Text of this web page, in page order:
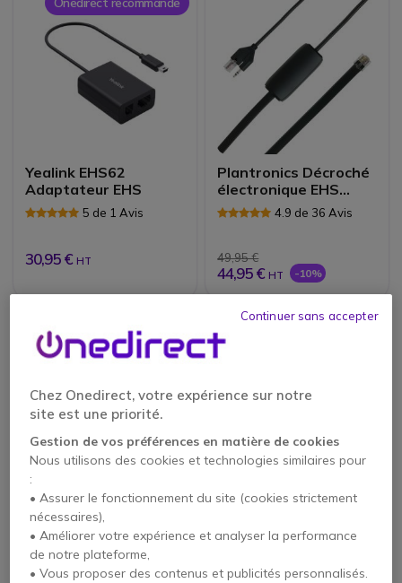
Yealink EHS62
Adaptateur EHS
5 de 1 Avis
30,95 € HT
Plantronics Décroché
électronique EHS
APS-11 | Accessoires
4.9 de 36 Avis
49,95 €
44,95 € HT -10%
Plantronics Décroché
électronique EHS
APA-24 | Accessoires
4.8 de 3 Avis
Cleyver EHS Yealink
5 de 1 Avis
Chez Onedirect, votre expérience sur notre
site est une priorité.
Gestion de vos préférences en matière de cookies
Nous utilisons des cookies et technologies similaires pour
:
• Assurer le fonctionnement du site (cookies strictement
nécessaires),
• Améliorer votre expérience et analyser la performance
de notre plateforme,
• Vous proposer des contenus et publicités personnalisés.
Continuer sans accepter